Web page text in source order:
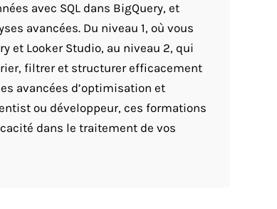
avec SQL dans BigQuery, et
avancées. Du niveau 1, où vous
et Looker Studio, au niveau 2, qui
filtrer et structurer efficacement
avancées d’optimisation et
ou développeur, ces formations
dans le traitement de vos